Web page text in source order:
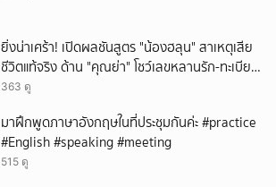
ยิ่งน่าเศร้า! เปิดผลชันสูตร "น้องฮลุน" สาเหตุเสีย
ชีวิตแท้จริง ด้าน "คุณย่า" โชว์เลขหลานรัก-ทะเบียน
รถเคลื่อนร่าง!
363 ดู
มาฝึกพูดภาษาอังกฤษในที่ประชุมกันค่ะ #practice
#English #speaking #meeting
515 ดู